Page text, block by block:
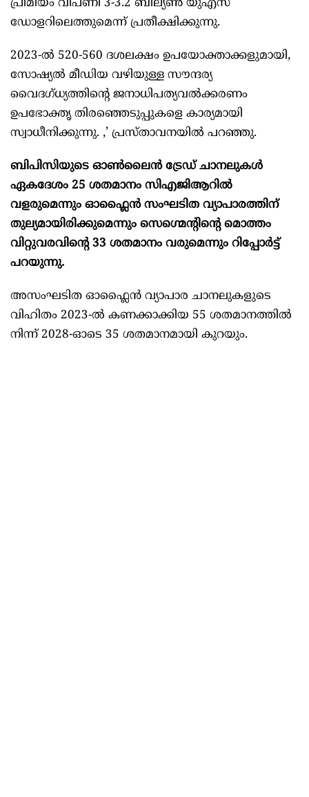
പ്രീമിയം വിപണി 3-3.2 ബില്യണ്‍ യുഎസ്
ഡോളറിലെത്തുമെന്ന് പ്രതീക്ഷിക്കുന്നു.
2023-ല്‍ 520-560 ദശലക്ഷം ഉപയോക്താക്കളുമായി,
സോഷ്യല്‍ മീഡിയ വഴിയുള്ള സൗന്ദര്യ
വൈദഗ്ധ്യത്തിന്റെ ജനാധിപത്യവല്‍ക്കരണം
ഉപഭോക്തൃ തിരഞ്ഞെടുപ്പുകളെ കാര്യമായി
സ്വാധീനിക്കുന്നു. ,’ പ്രസ്താവനയില്‍ പറഞ്ഞു.
ബിപിസിയുടെ ഓണ്‍ലൈന്‍ ട്രേഡ് ചാനലുകള്‍
ഏകദേശം 25 ശതമാനം സിഎജിആറില്‍
വളരുമെന്നും ഓഫ്ലൈന്‍ സംഘടിത വ്യാപാരത്തിന്
തുല്യമായിരിക്കുമെന്നും സെഗ്മെന്റിന്റെ മൊത്തം
വിറ്റുവരവിന്റെ 33 ശതമാനം വരുമെന്നും റിപ്പോര്‍ട്ട്
പറയുന്നു.
അസംഘടിത ഓഫ്ലൈന്‍ വ്യാപാര ചാനലുകളുടെ
വിഹിതം 2023-ല്‍ കണക്കാക്കിയ 55 ശതമാനത്തില്‍
നിന്ന് 2028-ഓടെ 35 ശതമാനമായി കുറയും.